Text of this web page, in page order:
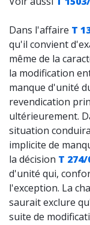
Dans l'affaire T
qu'il convient
même de la
la modification
manque d'unité
revendication
ultérieurement.
situation
implicite de
la décision T 274/
d'unité qui,
l'exception. La
saurait exclure
suite de